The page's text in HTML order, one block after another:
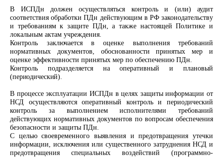
В ИСПДн должен осуществляться контроль и (или) аудит
соответствия обработки ПДн действующим в РФ законодательству
и требованиям к защите ПДн, а также настоящей Политике и
локальным актам учреждения.
Контроль заключается в оценке выполнения требований
нормативных документов, обоснованности принятых мер и
оценке эффективности принятых мер по обеспечению ПДн.
Контроль подразделяется на оперативный и плановый
(периодический).
В процессе эксплуатации ИСПДн в целях защиты информации от
НСД осуществляются оперативный контроль и периодический
контроль за выполнением исполнителями требований
действующих нормативных документов по вопросам обеспечения
безопасности и защиты ПДн.
С целью своевременного выявления и предотвращения утечки
информации, исключения или существенного затруднения НСД и
предотвращения специальных воздействий (программно-